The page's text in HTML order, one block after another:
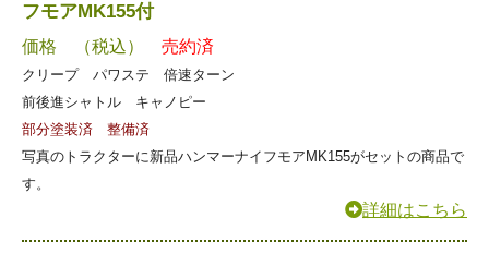
フモアMK155付
価格 （税込） 売約済
クリープ パワステ 倍速ターン
前後進シャトル キャノピー
部分塗装済 整備済
写真のトラクターに新品ハンマーナイフモアMK155がセットの商品で
す。
詳細はこちら